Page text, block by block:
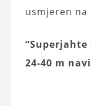
usmjeren na
24-40 m